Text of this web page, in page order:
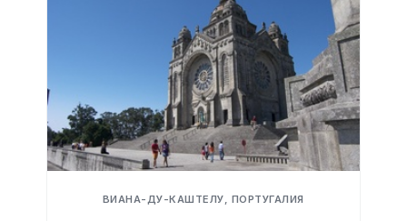
ВИАНА-ДУ-КАШТЕЛУ, ПОРТУГАЛИЯ